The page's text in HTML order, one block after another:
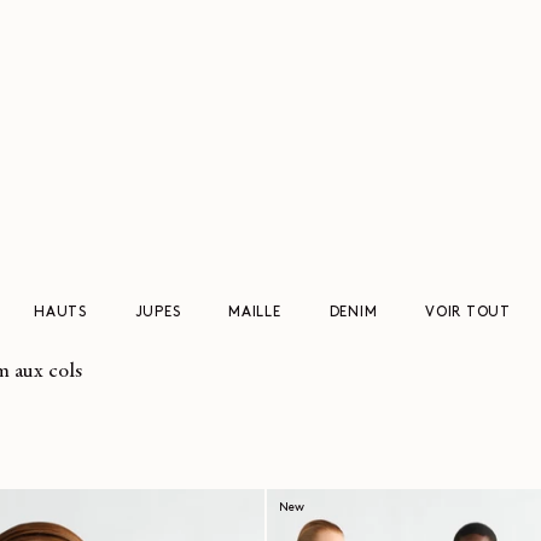
HAUTS JUPES MAILLE DENIM VOIR TOUT
aux cols
New